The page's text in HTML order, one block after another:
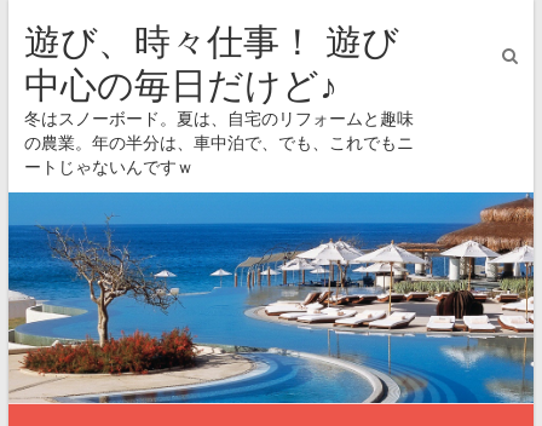
遊び、時々仕事！ 遊び
中心の毎日だけど♪
冬はスノーボード。夏は、自宅のリフォームと趣味
の農業。年の半分は、車中泊で、でも、これでもニ
ートじゃないんですｗ